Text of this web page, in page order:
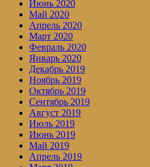
Июнь 2020
Май 2020
Апрель 2020
Март 2020
Февраль 2020
Январь 2020
Декабрь 2019
Ноябрь 2019
Октябрь 2019
Сентябрь 2019
Август 2019
Июль 2019
Июнь 2019
Май 2019
Апрель 2019